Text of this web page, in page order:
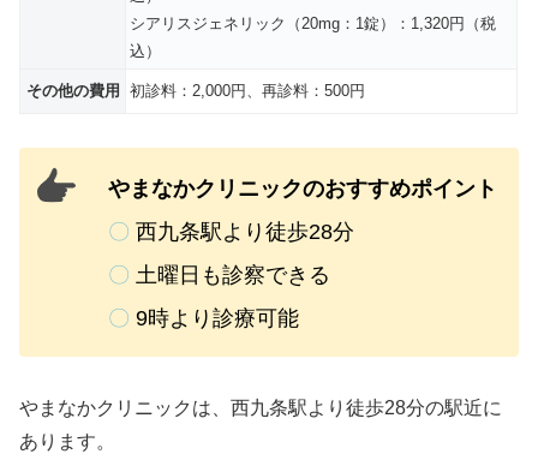
シアリスジェネリック（20mg：1錠）：1,320円（税
込）
その他の費用 初診料：2,000円、再診料：500円
やまなかクリニックのおすすめポイント
〇 西九条駅より徒歩28分
〇 土曜日も診察できる
〇 9時より診療可能
やまなかクリニックは、西九条駅より徒歩28分の駅近に
あります。